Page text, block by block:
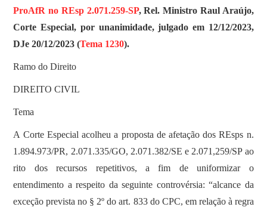
ProAfR no REsp 2.071.259-SP, Rel. Ministro Raul Araújo,
Corte Especial, por unanimidade, julgado em 12/12/2023,
DJe 20/12/2023 (Tema 1230).
Ramo do Direito
DIREITO CIVIL
Tema
A Corte Especial acolheu a proposta de afetação dos REsps n.
1.894.973/PR, 2.071.335/GO, 2.071.382/SE e 2.071,259/SP ao
rito dos recursos repetitivos, a fim de uniformizar o
entendimento a respeito da seguinte controvérsia: “alcance da
exceção prevista no § 2º do art. 833 do CPC, em relação à regra